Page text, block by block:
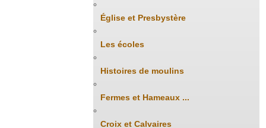
Église et Presbystère
Les écoles
Histoires de moulins
Fermes et Hameaux ...
Croix et Calvaires